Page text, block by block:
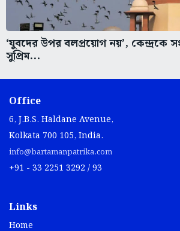
‘যুবদের উপর বলপ্রয়োগ নয়’, কেন্দ্রকে
সুপ্রিম...
Office
6, J.B.S. Haldane Avenue,
Kolkata 700 105, India.
info@bartamanpatrika.com
+91 - 33 2251 3292 / 93
Links
Home